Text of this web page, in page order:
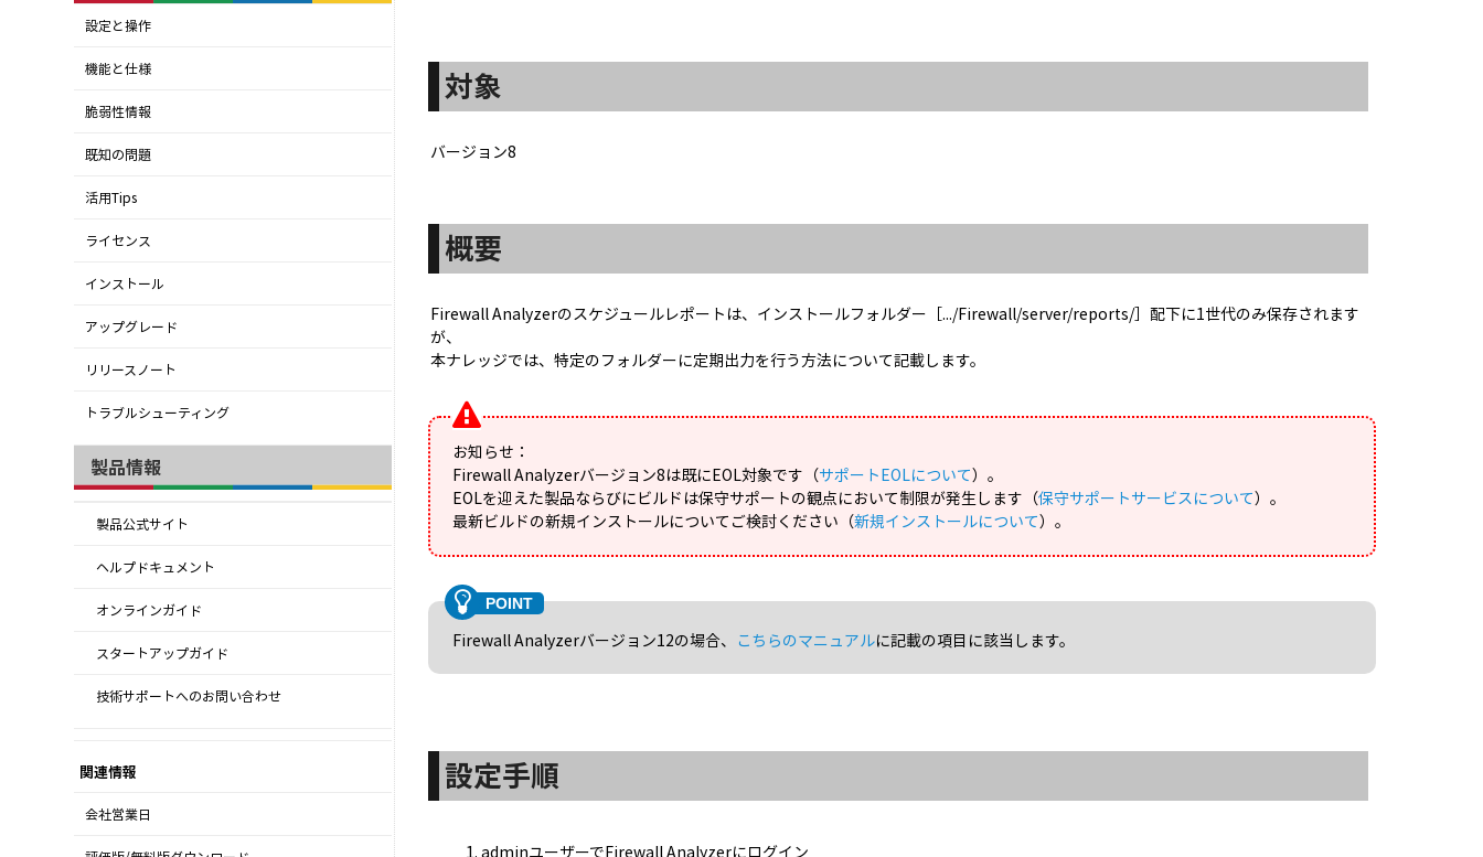
設定と操作
機能と仕様
脆弱性情報
既知の問題
活用Tips
ライセンス
インストール
アップグレード
リリースノート
トラブルシューティング
製品情報
製品公式サイト
ヘルプドキュメント
オンラインガイド
スタートアップガイド
技術サポートへのお問い合わせ
関連情報
会社営業日
対象
バージョン8
概要
Firewall Analyzerのスケジュールレポートは、インストールフォルダー［.../Firewall/server/reports/］配下に1世代のみ保存されます
が、
本ナレッジでは、特定のフォルダーに定期出力を行う方法について記載します。
お知らせ：
Firewall Analyzerバージョン8は既にEOL対象です（サポートEOLについて）。
EOLを迎えた製品ならびにビルドは保守サポートの観点において制限が発生します（保守サポートサービスについて）。
最新ビルドの新規インストールについてご検討ください（新規インストールについて）。
Firewall Analyzerバージョン12の場合、 こちらのマニュアルに記載の項目に該当します。
設定手順
adminユーザーでFirewall Analyzerにログイン